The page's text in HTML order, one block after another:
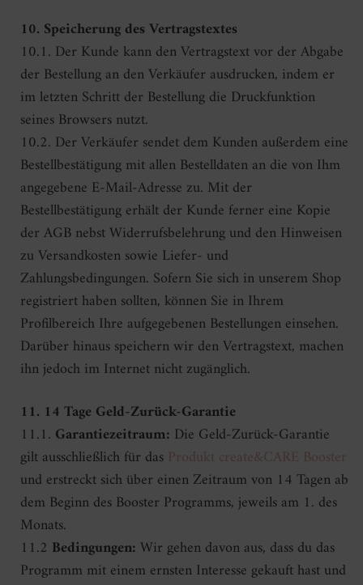
10. Speicherung des Vertragstextes
10.1. Der Kunde kann den Vertragstext vor der Abgabe
der Bestellung an den Verkäufer ausdrucken, indem er
im letzten Schritt der Bestellung die Druckfunktion
seines Browsers nutzt.
10.2. Der Verkäufer sendet dem Kunden außerdem eine
Bestellbestätigung mit allen Bestelldaten an die von Ihm
angegebene E-Mail-Adresse zu. Mit der
Bestellbestätigung erhält der Kunde ferner eine Kopie
der AGB nebst Widerrufsbelehrung und den Hinweisen
zu Versandkosten sowie Liefer- und
Zahlungsbedingungen. Sofern Sie sich in unserem Shop
registriert haben sollten, können Sie in Ihrem
Profilbereich Ihre aufgegebenen Bestellungen einsehen.
Darüber hinaus speichern wir den Vertragstext, machen
ihn jedoch im Internet nicht zugänglich.
11. 14 Tage Geld-Zurück-Garantie
11.1. Garantiezeitraum: Die Geld-Zurück-Garantie
gilt ausschließlich für das Produkt create&CARE Booster
und erstreckt sich über einen Zeitraum von 14 Tagen ab
dem Beginn des Booster Programms, jeweils am 1. des
Monats.
11.2 Bedingungen:Wir gehen davon aus, dass du das
Programm mit einem ernsten Interesse gekauft hast und